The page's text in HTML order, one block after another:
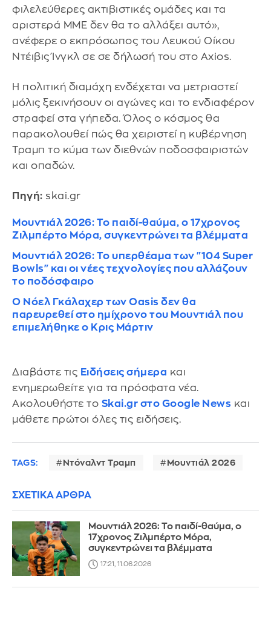
φιλελεύθερες ακτιβιστικές ομάδες και τα
αριστερά ΜΜΕ δεν θα το αλλάξει αυτό»,
ανέφερε ο εκπρόσωπος του Λευκού Οίκου
Ντέιβις Ίνγκλ σε σε δήλωσή του στο Axios.
Η πολιτική διαμάχη ενδέχεται να μετριαστεί
μόλις ξεκινήσουν οι αγώνες και το ενδιαφέρον
στραφεί στα γήπεδα. Όλος ο κόσμος θα
παρακολουθεί πώς θα χειριστεί η κυβέρνηση
Τραμπ το κύμα των διεθνών ποδοσφαιριστών
και οπαδών.
Πηγή: skai.gr
Μουντιάλ 2026: Το παιδί-θαύμα, ο 17χρονος
Ζιλμπέρτο Μόρα, συγκεντρώνει τα βλέμματα
Μουντιάλ 2026: Το υπερθέαμα των "104 Super
Bowls" και οι νέες τεχνολογίες που αλλάζουν
το ποδόσφαιρο
Ο Νόελ Γκάλαχερ των Oasis δεν θα
παρευρεθεί στο ημίχρονο του Μουντιάλ που
επιμελήθηκε ο Κρις Μάρτιν
Διαβάστε τις Ειδήσεις σήμερα και
ενημερωθείτε για τα πρόσφατα νέα.
Ακολουθήστε το Skai.gr στο Google News και
μάθετε πρώτοι όλες τις ειδήσεις.
TAGS: Ντόναλντ Τραμπ Μουντιάλ 2026
ΣΧΕΤΙΚΑ ΑΡΘΡΑ
Μουντιάλ 2026: Το παιδί-θαύμα, ο
17χρονος Ζιλμπέρτο Μόρα,
συγκεντρώνει τα βλέμματα
17:21, 11.06.2026